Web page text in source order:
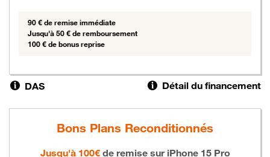
90 € de remise immédiate
Jusqu'à 50 € de remboursement
100 € de bonus reprise
DAS Détail du financement
Bons Plans Reconditionnés
Jusqu'à 100€de remise sur iPhone 15 Pro